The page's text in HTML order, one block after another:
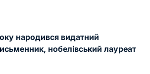
народився видатний
нобелівський лауреат